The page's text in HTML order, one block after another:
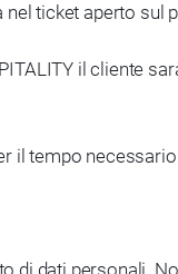
ticket aperto sul
il cliente
il tempo
di dati personali.